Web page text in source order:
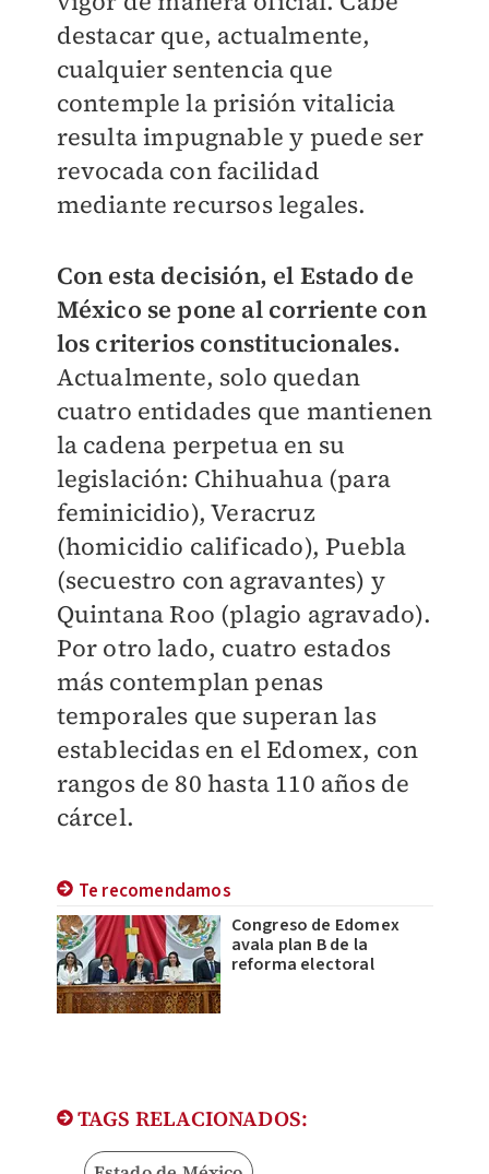
destacar que, actualmente,
cualquier sentencia que
contemple la prisión vitalicia
resulta impugnable y puede ser
revocada con facilidad
mediante recursos legales.
Con esta decisión, el Estado de
México se pone al corriente con
los criterios constitucionales.
Actualmente, solo quedan
cuatro entidades que mantienen
la cadena perpetua en su
legislación: Chihuahua (para
feminicidio), Veracruz
(homicidio calificado), Puebla
(secuestro con agravantes) y
Quintana Roo (plagio agravado).
Por otro lado, cuatro estados
más contemplan penas
temporales que superan las
establecidas en el Edomex, con
rangos de 80 hasta 110 años de
cárcel.
Te recomendamos
Congreso de Edomex
avala plan B de la
reforma electoral
TAGS RELACIONADOS: